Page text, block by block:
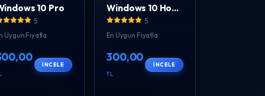
10 Pro
5
Uygun Fiyatla
İNCELE
Windows 10 Home
5
En Uygun Fiyatla
300,00
TL
İNCELE